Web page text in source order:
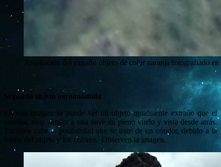
Ampliación del extraño objeto de color naranja fotografiado
Segundo objeto aeroanómalo
En esta imagen se puede ver un objeto igualmente extraño que el
anterior, muy similar a una nave en pleno vuelo y vista desde atrás.
También cabe la posibilidad que se trate de un cóndor, debido a la
forma del objeto y los colores. Observen la imagen.